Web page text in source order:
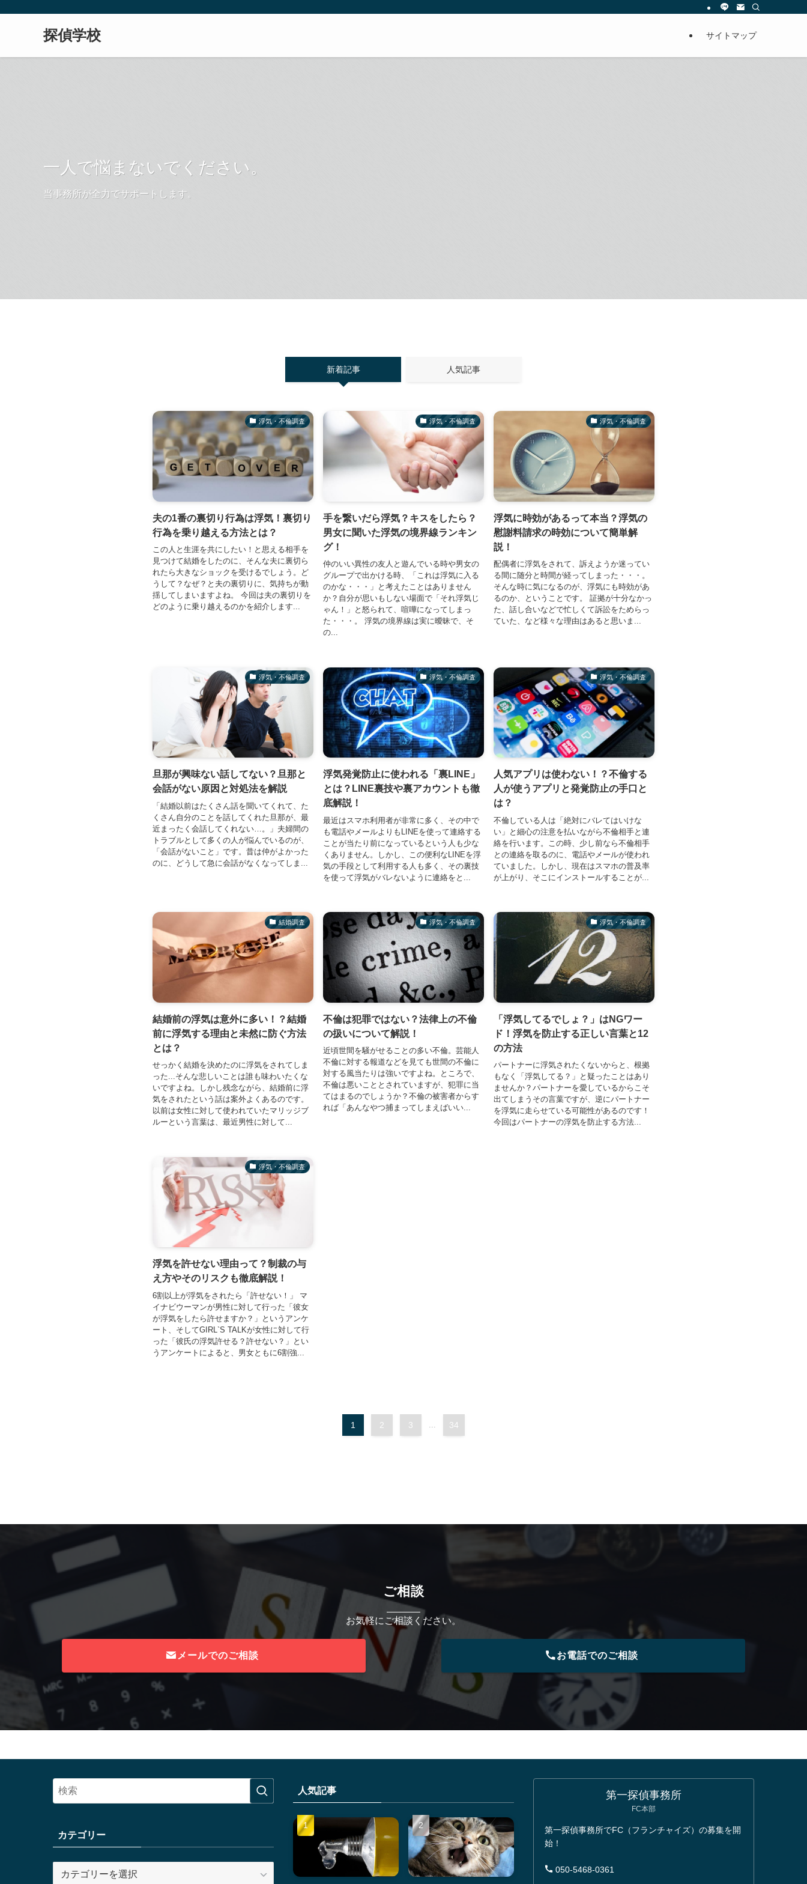
探偵学校 サイトマップ
一人で悩まないでください。
当事務所が全力でサポートします。
新着記事 人気記事
浮気・不倫調査
夫の1番の裏切り行為は浮気！裏切り
行為を乗り越える方法とは？
この人と生涯を共にしたい！と思える相手を
見つけて結婚をしたのに、そんな夫に裏切ら
れたら大きなショックを受けるでしょう。ど
うして？なぜ？と夫の裏切りに、気持ちが動
揺してしまいますよね。 今回は夫の裏切りを
どのように乗り越えるのかを紹介します...
浮気・不倫調査
手を繋いだら浮気？キスをしたら？
男女に聞いた浮気の境界線ランキン
グ！
仲のいい異性の友人と遊んでいる時や男女の
グループで出かける時、「これは浮気に入る
のかな・・・」と考えたことはありません
か？自分が思いもしない場面で「それ浮気じ
ゃん！」と怒られて、喧嘩になってしまっ
た・・・。 浮気の境界線は実に曖昧で、そ
の...
浮気・不倫調査
浮気に時効があるって本当？浮気の
慰謝料請求の時効について簡単解
説！
配偶者に浮気をされて、訴えようか迷ってい
る間に随分と時間が経ってしまった・・・。
そんな時に気になるのが、浮気にも時効があ
るのか、ということです。 証拠が十分なかっ
た、話し合いなどで忙しくて訴訟をためらっ
ていた、など様々な理由はあると思いま...
浮気・不倫調査
旦那が興味ない話してない？旦那と
会話がない原因と対処法を解説
「結婚以前はたくさん話を聞いてくれて、た
くさん自分のことを話してくれた旦那が、最
近まったく会話してくれない…。」夫婦間の
トラブルとして多くの人が悩んでいるのが、
「会話がないこと」です。昔は仲がよかった
のに、どうして急に会話がなくなってしま...
浮気・不倫調査
浮気発覚防止に使われる「裏LINE」
とは？LINE裏技や裏アカウントも徹
底解説！
最近はスマホ利用者が非常に多く、その中で
も電話やメールよりもLINEを使って連絡する
ことが当たり前になっているという人も少な
くありません。しかし、この便利なLINEを浮
気の手段として利用する人も多く、その裏技
を使って浮気がバレないように連絡をと...
浮気・不倫調査
人気アプリは使わない！？不倫する
人が使うアプリと発覚防止の手口と
は？
不倫している人は「絶対にバレてはいけな
い」と細心の注意を払いながら不倫相手と連
絡を行います。この時、少し前なら不倫相手
との連絡を取るのに、電話やメールが使われ
ていました。しかし、現在はスマホの普及率
が上がり、そこにインストールすることが...
結婚調査
結婚前の浮気は意外に多い！？結婚
前に浮気する理由と未然に防ぐ方法
とは？
せっかく結婚を決めたのに浮気をされてしま
った...そんな悲しいことは誰も味わいたくな
いですよね。しかし残念ながら、結婚前に浮
気をされたという話は案外よくあるのです。
以前は女性に対して使われていたマリッジブ
ルーという言葉は、最近男性に対して...
浮気・不倫調査
不倫は犯罪ではない？法律上の不倫
の扱いについて解説！
近頃世間を騒がせることの多い不倫。芸能人
不倫に対する報道などを見ても世間の不倫に
対する風当たりは強いですよね。ところで、
不倫は悪いこととされていますが、犯罪に当
てはまるのでしょうか？不倫の被害者からす
れば「あんなやつ捕まってしまえばいい...
浮気・不倫調査
「浮気してるでしょ？」はNGワー
ド！浮気を防止する正しい言葉と12
の方法
パートナーに浮気されたくないからと、根拠
もなく「浮気してる？」と疑ったことはあり
ませんか？パートナーを愛しているからこそ
出てしまうその言葉ですが、逆にパートナー
を浮気に走らせている可能性があるのです！
今回はパートナーの浮気を防止する方法...
浮気・不倫調査
浮気を許せない理由って？制裁の与
え方やそのリスクも徹底解説！
6割以上が浮気をされたら「許せない！」 マ
イナビウーマンが男性に対して行った「彼女
が浮気をしたら許せますか？」というアンケ
ート、そしてGIRL`S TALKが女性に対して行
った「彼氏の浮気許せる？許せない？」とい
うアンケートによると、男女ともに6割強...
1 2 3 ... 34
ご相談
お気軽にご相談ください。
メールでのご相談 お電話でのご相談
カテゴリー
人気記事 第一探偵事務所
FC本部
第一探偵事務所でFC（フランチャイズ）の募集を開
始！
050-5468-0361